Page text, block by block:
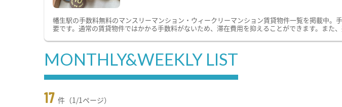
幡生駅の手数料無料のマンスリーマンション・ウィークリーマンション賃貸物件一覧を掲載中
要です。通常の賃貸物件ではかかる手数料がないため、滞在費用を抑えることができます。また
MONTHLY&WEEKLY LIST
17 件（1/1ページ）